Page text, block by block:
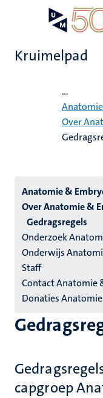
Kruimelpad
...
Over
Menu
instituten
niveau
2/3
Nederlands
(NL)
Anatomie &
Over Anatomie &
Gedragsregels
Onderzoek
Onderwijs
Staff
Contact Anatomie
Donaties
capgroep